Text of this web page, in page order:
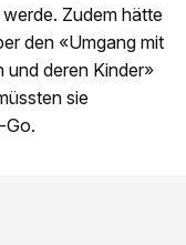
Zudem hätte
den «Umgang mit
und deren Kinder»
sie
Go.